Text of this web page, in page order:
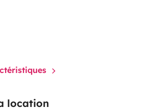
location